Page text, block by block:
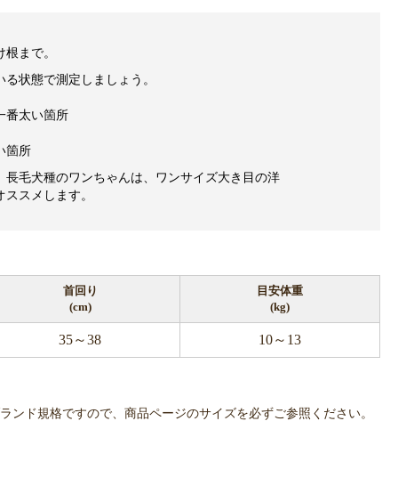
まで。
状態で測定しましょう。
番太い箇所
箇所
毛犬種のワンちゃんは、ワンサイズ大き目の洋
スメします。
首回り
(cm)
目安体重
(kg)
35～38 10～13
ド規格ですので、商品ページのサイズを必ずご参照ください。